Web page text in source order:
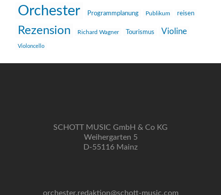
Orchester Programmplanung Publikum reisen
Rezension Richard Wagner Tourismus Violine
Violoncello
SCHOTT MUSIC GmbH & Co KG
Weihergarten 5
D-55116 Mainz
orchester.redaktion@schott-music.com